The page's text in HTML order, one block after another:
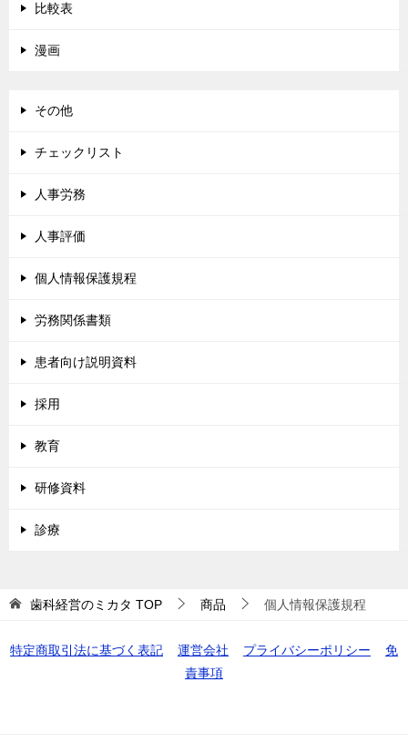
比較表
漫画
その他
チェックリスト
人事労務
人事評価
個人情報保護規程
労務関係書類
患者向け説明資料
採用
教育
研修資料
診療
歯科経営のミカタ TOP 商品 個人情報保護規程
特定商取引法に基づく表記 運営会社 プライバシーポリシー
免
責事項